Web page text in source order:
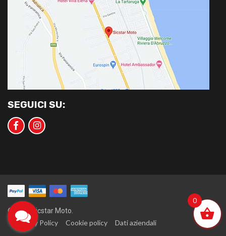
SEGUICI SU:
©2020 Sicstar Moto.
Privacy Policy Cookie policy Dati aziendali
0